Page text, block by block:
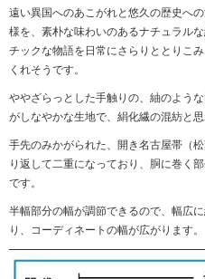
遠い異国へのあこがれと悠久の歴史へ
様を、素朴な味わいのあるナチュラル
チックな物語を日常にさらりととりこ
くれそうです。
ややざらっとした手触りの、紬のよう
がしなやかな生地で、絹化繊の混紡と思
手先のみかがられた、開き名古屋帯（
り返して二重になっており、胴に巻く
です。
半幅部分の幅が調節できるので、幅広
り、コーディネートの幅が広がります。